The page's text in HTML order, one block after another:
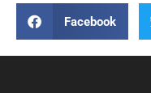
Facebook